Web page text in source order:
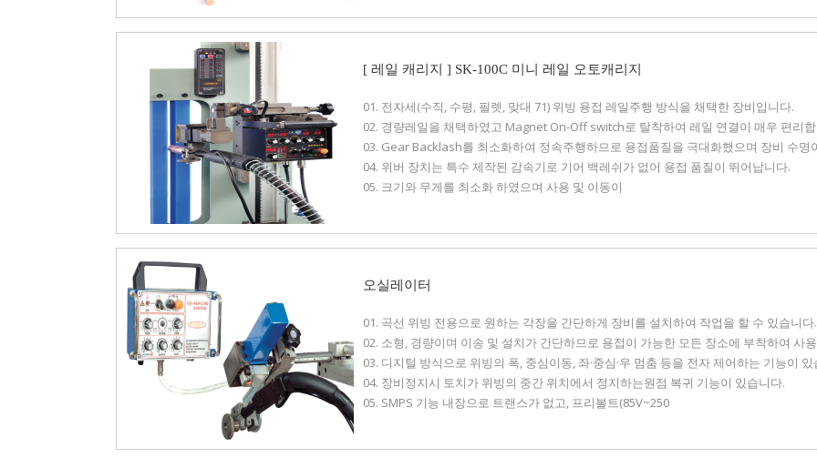
[ 레일 캐리지 ] SK-100C 미니 레일 오토캐리지
01. 전자세(수직, 수평, 필렛, 맞대 71) 위빙 용접 레일주행 방식을 채택한 장비입니다.
02. 경량레일을 채택하였고 Magnet On-Off switch로 탈착하여 레일 연결이 매우 편리
03. Gear Backlash를 최소화하여 정속주행하므로 용접품질을 극대화했으며 장비 수명
04. 위버 장치는 특수 제작된 감속기로 기어 백레쉬가 없어 용접 품질이 뛰어납니다.
05. 크기와 무게를 최소화 하였으며 사용 및 이동이
오실레이터
01. 곡선 위빙 전용으로 원하는 각장을 간단하게 장비를 설치하여 작업을 할 수 있습니다.
02. 소형, 경량이며 이송 및 설치가 간단하므로 용접이 가능한 모든 장소에 부착하여 사
03. 디지털 방식으로 위빙의 폭, 중심이동, 좌·중심·우 멈춤 등을 전자 제어하는 기능이
04. 장비정지시 토치가 위빙의 중간 위치에서 정지하는원점 복귀 기능이 있습니다.
05. SMPS 기능 내장으로 트랜스가 없고, 프리볼트(85V~250